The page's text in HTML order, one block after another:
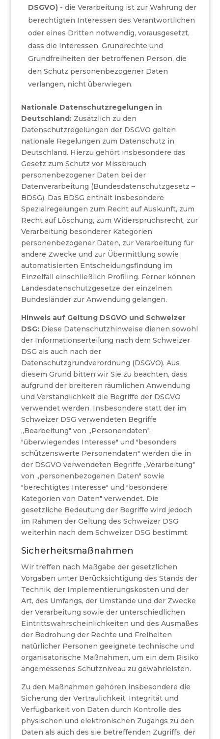
DSGVO)- die Verarbeitung ist zur Wahrung der
berechtigten Interessen des Verantwortlichen
oder eines Dritten notwendig, vorausgesetzt,
dass die Interessen, Grundrechte und
Grundfreiheiten der betroffenen Person, die
den Schutz personenbezogener Daten
verlangen, nicht überwiegen.
Nationale Datenschutzregelungen in
Deutschland: Zusätzlich zu den
Datenschutzregelungen der DSGVO gelten
nationale Regelungen zum Datenschutz in
Deutschland. Hierzu gehört insbesondere das
Gesetz zum Schutz vor Missbrauch
personenbezogener Daten bei der
Datenverarbeitung (Bundesdatenschutzgesetz –
BDSG). Das BDSG enthält insbesondere
Spezialregelungen zum Recht auf Auskunft, zum
Recht auf Löschung, zum Widerspruchsrecht, zur
Verarbeitung besonderer Kategorien
personenbezogener Daten, zur Verarbeitung für
andere Zwecke und zur Übermittlung sowie
automatisierten Entscheidungsfindung im
Einzelfall einschließlich Profiling. Ferner können
Landesdatenschutzgesetze der einzelnen
Bundesländer zur Anwendung gelangen.
Hinweis auf Geltung DSGVO und Schweizer
DSG: Diese Datenschutzhinweise dienen sowohl
der Informationserteilung nach dem Schweizer
DSG als auch nach der
Datenschutzgrundverordnung (DSGVO). Aus
diesem Grund bitten wir Sie zu beachten, dass
aufgrund der breiteren räumlichen Anwendung
und Verständlichkeit die Begriffe der DSGVO
verwendet werden. Insbesondere statt der im
Schweizer DSG verwendeten Begriffe
„Bearbeitung" von „Personendaten",
"überwiegendes Interesse" und "besonders
schützenswerte Personendaten" werden die in
der DSGVO verwendeten Begriffe „Verarbeitung"
von „personenbezogenen Daten" sowie
"berechtigtes Interesse" und "besondere
Kategorien von Daten" verwendet. Die
gesetzliche Bedeutung der Begriffe wird jedoch
im Rahmen der Geltung des Schweizer DSG
weiterhin nach dem Schweizer DSG bestimmt.
Sicherheitsmaßnahmen
Wir treffen nach Maßgabe der gesetzlichen
Vorgaben unter Berücksichtigung des Stands der
Technik, der Implementierungskosten und der
Art, des Umfangs, der Umstände und der Zwecke
der Verarbeitung sowie der unterschiedlichen
Eintrittswahrscheinlichkeiten und des Ausmaßes
der Bedrohung der Rechte und Freiheiten
natürlicher Personen geeignete technische und
organisatorische Maßnahmen, um ein dem Risiko
angemessenes Schutzniveau zu gewährleisten.
Zu den Maßnahmen gehören insbesondere die
Sicherung der Vertraulichkeit, Integrität und
Verfügbarkeit von Daten durch Kontrolle des
physischen und elektronischen Zugangs zu den
Daten als auch des sie betreffenden Zugriffs, der